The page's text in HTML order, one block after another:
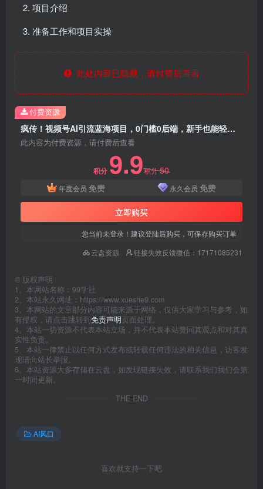
项目介绍
准备工作和项目实操
此处内容已隐藏，请付费后查看
疯传！视频号AI引流蓝海项目，0门槛0后端，新手也能轻松上手变现
此内容为付费资源，请付费后查看
积分 9.9积分50
年度会员 免费 永久会员 免费
立即购买
您当前未登录！建议登陆后购买，可保存购买订单
云盘资源
链接失效反馈微信：17171085231
付费资源
© 版权声明
1、本网站名称：99学社
2、本站永久网址：https://www.xueshe9.com
3、本网站的文章部分内容可能来源于网络，仅供大家学习与参考，如
有侵权，请点击跳转到免责声明页面处理。
4、本站一切资源不代表本站立场，并不代表本站赞同其观点和对其真
实性负责。
5、本站一律禁止以任何方式发布或转载任何违法的相关信息，访客发
现请向站长举报。
6、本站资源大多存储在云盘，如发现链接失效，请联系我们我们会第
一时间更新。
THE END
AI风口
喜欢就支持一下吧